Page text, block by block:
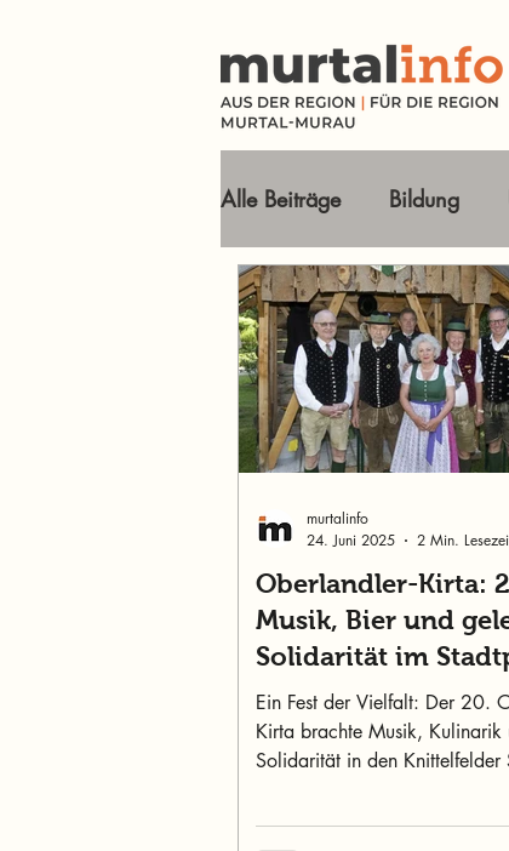
Alle Beiträge Bildung
Tourismus Ausflugsziele
Wirtschaft Freizeit
Oberlandler-Kirta:
Musik, Bier und
Solidarität im
Knittelfeld
Ein Fest der Vielfalt: Der 20.
Kirta brachte Musik, Kulinarik
Solidarität in den Knittelfelder
murtalinfo
24. Juni 2025
2 Min.